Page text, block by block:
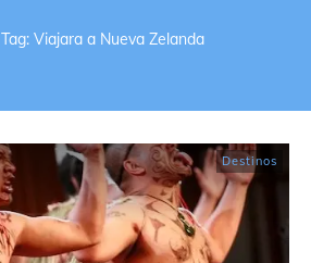
Tag: Viajara a Nueva Zelanda
Destinos